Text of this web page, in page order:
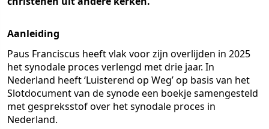
Aanleiding
Paus Franciscus heeft vlak voor zijn overlijden in 2025
het synodale proces verlengd met drie jaar. In
Nederland heeft ‘Luisterend op Weg’ op basis van het
Slotdocument van de synode een boekje samengesteld
met gespreksstof over het synodale proces in
Nederland.